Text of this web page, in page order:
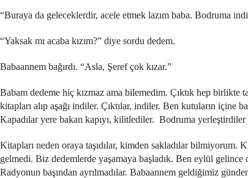
“Buraya da geleceklerdir, acele etmek lazım baba. Bodruma
“Yaksak mı acaba kızım?” diye sordu dedem.
Babaannem bağırdı. “Asla, Şeref çok kızar.”
Babam dedeme hiç kızmaz ama bilemedim. Çıktık hep birlikte
kitapları alıp aşağı indiler. Çıktılar, indiler. Ben kutuların içine
Kapadılar yere bakan kapıyı, kilitlediler. Bodruma
Kitapları neden oraya taşıdılar, kimden sakladılar
gelmedi. Biz dedemlerde yaşamaya başladık. Ben eylül
Radyonun başından ayrılmadılar. Babaannem geldiğimiz